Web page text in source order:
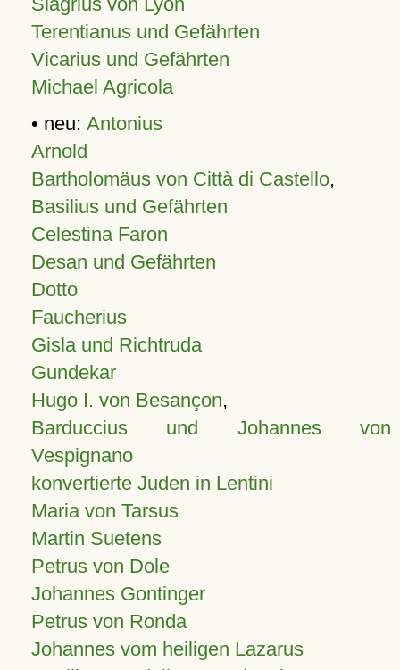
Terentianus und Gefährten
Vicarius und Gefährten
Michael Agricola
• neu: Antonius
Arnold
Bartholomäus von Città di Castello,
Basilius und Gefährten
Celestina Faron
Desan und Gefährten
Dotto
Faucherius
Gisla und Richtruda
Gundekar
Hugo I. von Besançon,
Barduccius und Johannes von
Vespignano
konvertierte Juden in Lentini
Maria von Tarsus
Martin Suetens
Petrus von Dole
Johannes Gontinger
Petrus von Ronda
Johannes vom heiligen Lazarus